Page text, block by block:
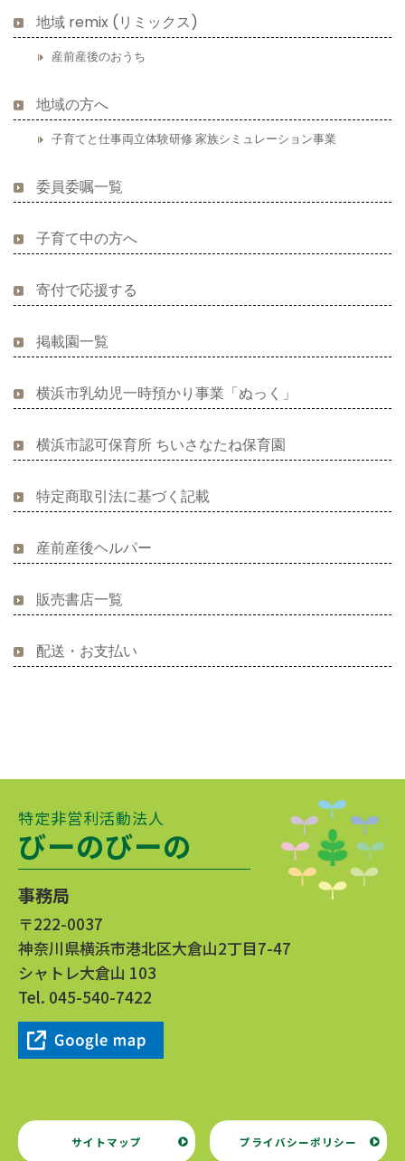
地域 remix (リミックス)
産前産後のおうち
地域の方へ
子育てと仕事両立体験研修 家族シミュレーション事業
委員委嘱一覧
子育て中の方へ
寄付で応援する
掲載園一覧
横浜市乳幼児一時預かり事業「ぬっく」
横浜市認可保育所 ちいさなたね保育園
特定商取引法に基づく記載
産前産後ヘルパー
販売書店一覧
配送・お支払い
特定非営利活動法人
びーのびーの
事務局
〒222-0037
神奈川県横浜市港北区大倉山2丁目7-47
シャトレ大倉山 103
Tel. 045-540-7422
サイトマップ プライバシーポリシー